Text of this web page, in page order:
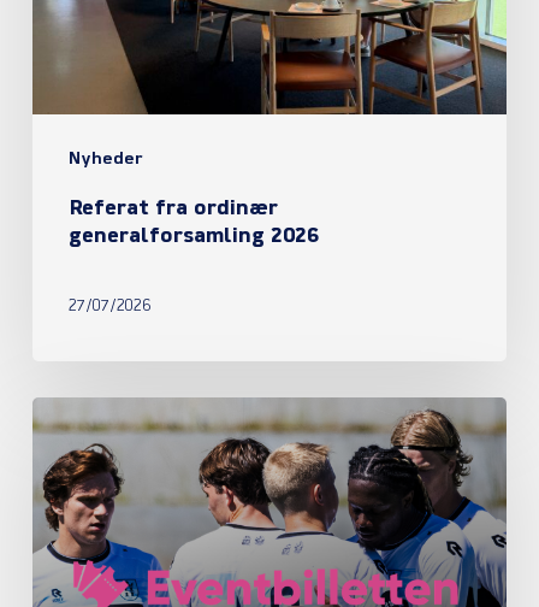
Nyheder
Referat fra ordinær
generalforsamling 2026
27/07/2026